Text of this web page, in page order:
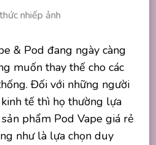
nhiếp ảnh
& Pod đang ngày càng
muốn thay thế cho các
Đối với những người
tế thì họ thường lựa
phẩm Pod Vape giá rẻ
như là lựa chọn duy